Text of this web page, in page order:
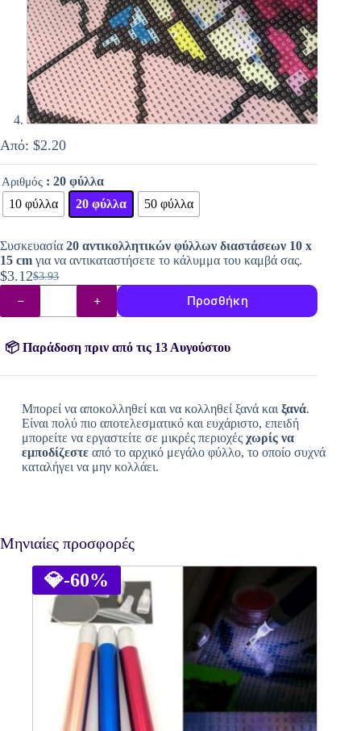
Από: $2.20
Αριθμός : 20 φύλλα
10 φύλλα
20 φύλλα 50 φύλλα
Συσκευασία 20 αντικολλητικών φύλλων διαστάσεων 10 x
15 cm για να αντικαταστήσετε το κάλυμμα του καμβά σας.
$3.93
Original
was:
$3.12Η
τιμή
$3.12.
Αντικολλητικά
φύλλα
για
καμβά
Προσθήκη
📦 Παράδοση πριν από τις 13 Αυγούστου
Μπορεί να αποκολληθεί και να κολληθεί ξανά και ξανά.
Είναι πολύ πιο αποτελεσματικό και ευχάριστο, επειδή
μπορείτε να εργαστείτε σε μικρές περιοχέςχωρίς να
εμποδίζεστεαπό το αρχικό μεγάλο φύλλο, το οποίο συχνά
καταλήγει να μην κολλάει.
Μηνιαίες προσφορές
💎-60%